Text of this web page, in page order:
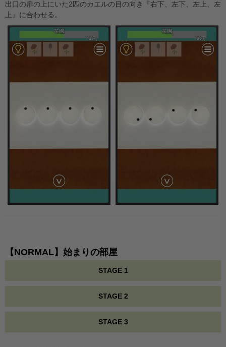
出口の扉の上にいた2匹のカエルの目の向き『右下、左下、左上、左
上』に合わせる。
【NORMAL】始まりの部屋
STAGE 1
STAGE 2
STAGE 3